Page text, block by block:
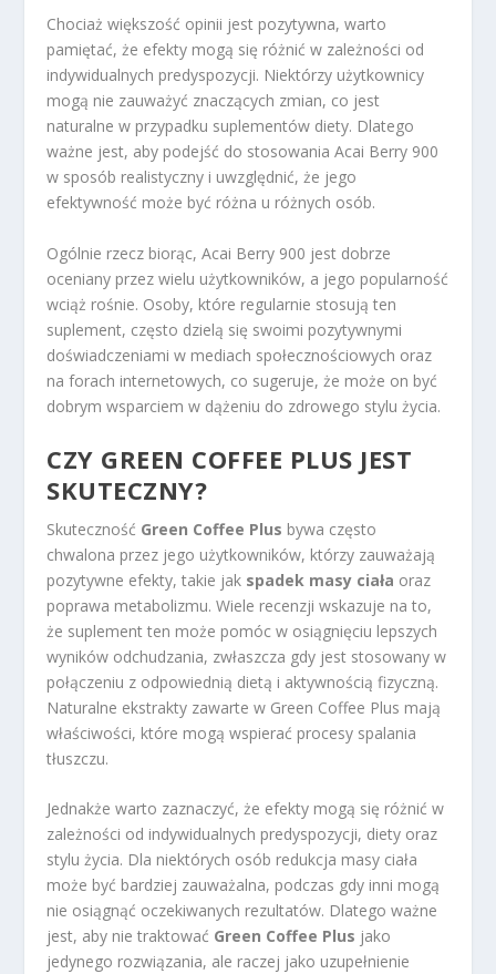
Chociaż większość opinii jest pozytywna, warto
pamiętać, że efekty mogą się różnić w zależności od
indywidualnych predyspozycji. Niektórzy użytkownicy
mogą nie zauważyć znaczących zmian, co jest
naturalne w przypadku suplementów diety. Dlatego
ważne jest, aby podejść do stosowania Acai Berry 900
w sposób realistyczny i uwzględnić, że jego
efektywność może być różna u różnych osób.
Ogólnie rzecz biorąc, Acai Berry 900 jest dobrze
oceniany przez wielu użytkowników, a jego popularność
wciąż rośnie. Osoby, które regularnie stosują ten
suplement, często dzielą się swoimi pozytywnymi
doświadczeniami w mediach społecznościowych oraz
na forach internetowych, co sugeruje, że może on być
dobrym wsparciem w dążeniu do zdrowego stylu życia.
CZY GREEN COFFEE PLUS JEST
SKUTECZNY?
Skuteczność Green Coffee Plus bywa często
chwalona przez jego użytkowników, którzy zauważają
pozytywne efekty, takie jak spadek masy ciała oraz
poprawa metabolizmu. Wiele recenzji wskazuje na to,
że suplement ten może pomóc w osiągnięciu lepszych
wyników odchudzania, zwłaszcza gdy jest stosowany w
połączeniu z odpowiednią dietą i aktywnością fizyczną.
Naturalne ekstrakty zawarte w Green Coffee Plus mają
właściwości, które mogą wspierać procesy spalania
tłuszczu.
Jednakże warto zaznaczyć, że efekty mogą się różnić w
zależności od indywidualnych predyspozycji, diety oraz
stylu życia. Dla niektórych osób redukcja masy ciała
może być bardziej zauważalna, podczas gdy inni mogą
nie osiągnąć oczekiwanych rezultatów. Dlatego ważne
jest, aby nie traktować Green Coffee Plus jako
jedynego rozwiązania, ale raczej jako uzupełnienie